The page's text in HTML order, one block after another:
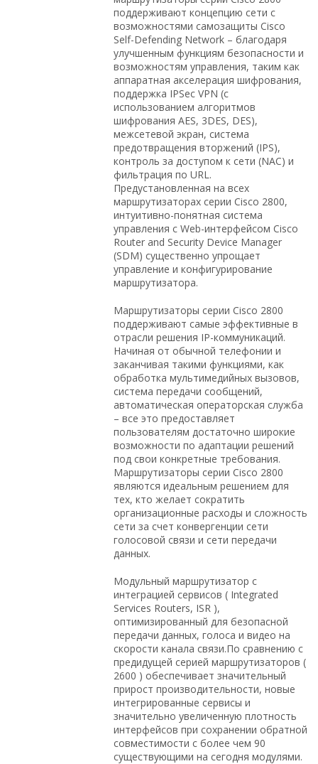
поддерживают концепцию сети с
возможностями самозащиты Cisco
Self-Defending Network – благодаря
улучшенным функциям безопасности и
возможностям управления, таким как
аппаратная акселерация шифрования,
поддержка IPSec VPN (с
использованием алгоритмов
шифрования AES, 3DES, DES),
межсетевой экран, система
предотвращения вторжений (IPS),
контроль за доступом к сети (NAC) и
фильтрация по URL.
Предустановленная на всех
маршрутизаторах серии Cisco 2800,
интуитивно-понятная система
управления с Web-интерфейсом Cisco
Router and Security Device Manager
(SDM) существенно упрощает
управление и конфигурирование
маршрутизатора.
Маршрутизаторы серии Cisco 2800
поддерживают самые эффективные в
отрасли решения IP-коммуникаций.
Начиная от обычной телефонии и
заканчивая такими функциями, как
обработка мультимедийных вызовов,
система передачи сообщений,
автоматическая операторская служба
– все это предоставляет
пользователям достаточно широкие
возможности по адаптации решений
под свои конкретные требования.
Маршрутизаторы серии Cisco 2800
являются идеальным решением для
тех, кто желает сократить
организационные расходы и сложность
сети за счет конвергенции сети
голосовой связи и сети передачи
данных.
Модульный маршрутизатор с
интеграцией сервисов ( Integrated
Services Routers, ISR ),
оптимизированный для безопасной
передачи данных, голоса и видео на
скорости канала связи.По сравнению с
предидущей серией маршрутизаторов (
2600 ) обеспечивает значительный
прирост производительности, новые
интегрированные сервисы и
значительно увеличенную плотность
интерфейсов при сохранении обратной
совместимости с более чем 90
существующими на сегодня модулями.